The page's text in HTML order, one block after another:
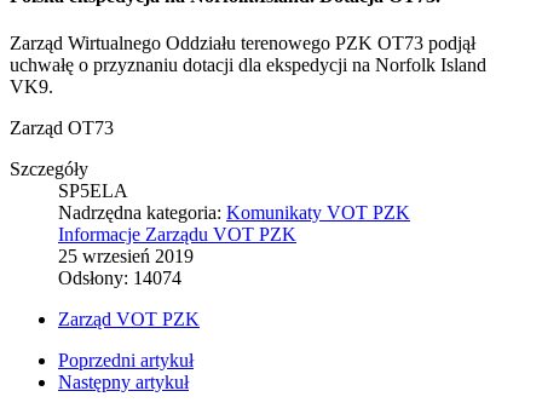
Zarząd Wirtualnego Oddziału terenowego PZK OT73 podjął
uchwałę o przyznaniu dotacji dla ekspedycji na Norfolk Island
VK9.
Zarząd OT73
Szczegóły
SP5ELA
Nadrzędna kategoria: Komunikaty VOT PZK
Informacje Zarządu VOT PZK
25 wrzesień 2019
Odsłony: 14074
Zarząd VOT PZK
Poprzedni artykuł
Następny artykuł